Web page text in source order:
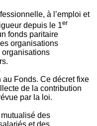
à l’emploi et
depuis le 1er
fonds paritaire
organisations
au Fonds. Ce décret fixe
de la contribution
par la loi.
des